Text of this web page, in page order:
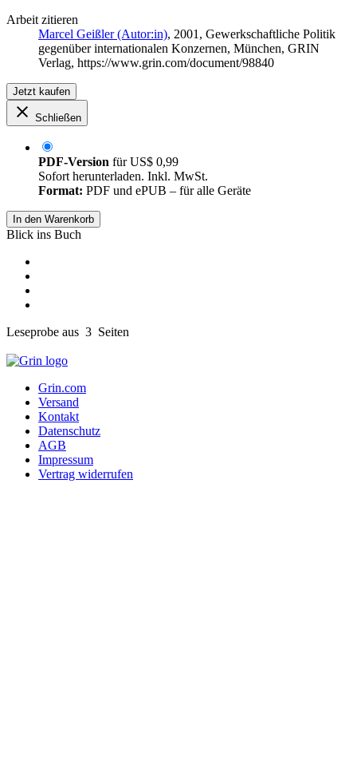
Arbeit zitieren
Marcel Geißler (Autor:in), 2001, Gewerkschaftliche Politik
gegenüber internationalen Konzernen, München, GRIN
Verlag, https://www.grin.com/document/98840
Jetzt kaufen
Schließen
PDF-Version fürUS$ 0,99
Sofort herunterladen. Inkl. MwSt.
Format: PDF und ePUB – für alle Geräte
In den Warenkorb
Blick ins Buch
Leseprobe aus 3 Seiten
Grin.com
Versand
Kontakt
Datenschutz
AGB
Impressum
Vertrag widerrufen